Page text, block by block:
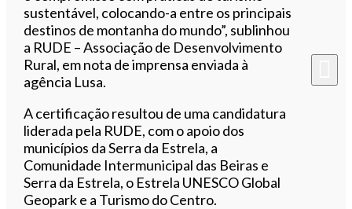
sustentável, colocando-a entre os principais
destinos de montanha do mundo”, sublinhou
a RUDE – Associação de Desenvolvimento
Rural, em nota de imprensa enviada à
agência Lusa.
A certificação resultou de uma candidatura
liderada pela RUDE, com o apoio dos
municípios da Serra da Estrela, a
Comunidade Intermunicipal das Beiras e
Serra da Estrela, o Estrela UNESCO Global
Geopark e a Turismo do Centro.